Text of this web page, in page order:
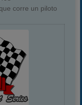
corre un piloto